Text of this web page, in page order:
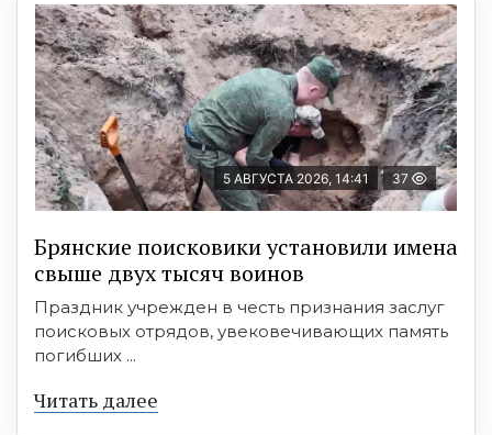
5 АВГУСТА 2026, 14:41 37
Брянские поисковики установили имена
свыше двух тысяч воинов
Праздник учрежден в честь признания заслуг
поисковых отрядов, увековечивающих память
погибших ...
Читать далее